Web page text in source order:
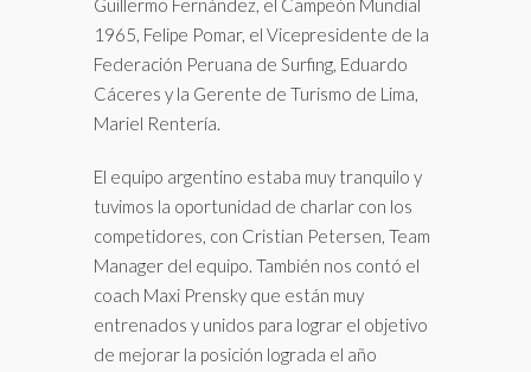
Guillermo Fernández, el Campeón Mundial
1965, Felipe Pomar, el Vicepresidente de la
Federación Peruana de Surfing, Eduardo
Cáceres y la Gerente de Turismo de Lima,
Mariel Rentería.
El equipo argentino estaba muy tranquilo y
tuvimos la oportunidad de charlar con los
competidores, con Cristian Petersen, Team
Manager del equipo. También nos contó el
coach Maxi Prensky que están muy
entrenados y unidos para lograr el objetivo
de mejorar la posición lograda el año